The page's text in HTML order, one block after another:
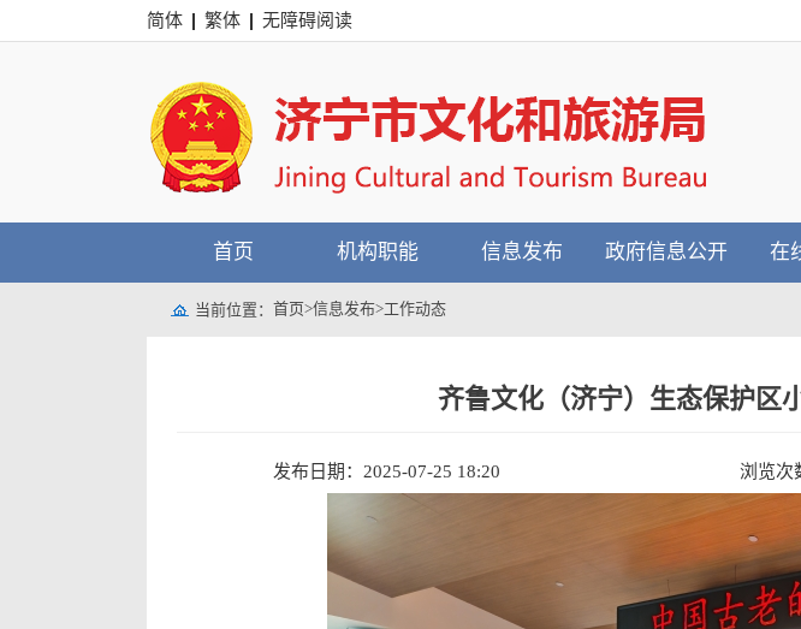
简体 繁体 无障碍阅读
首页 机构职能 信息发布 政府信息公开 在
当前位置： 首页>信息发布>工作动态
齐鲁文化（济宁）生态保护区
发布日期：2025-07-25 18:20 浏览次